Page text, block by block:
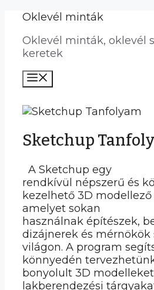
Kilépés
tartalomba
Oklevél minták
Oklevél minták, oklevél
keretek
Sketchup
A Sketchup egy
rendkívül népszerű és
kezelhető 3D
amelyet sokan
használnak építészek,
dizájnerek és mérnökök
világon. A program
könnyedén
bonyolult 3D
lakberendezési